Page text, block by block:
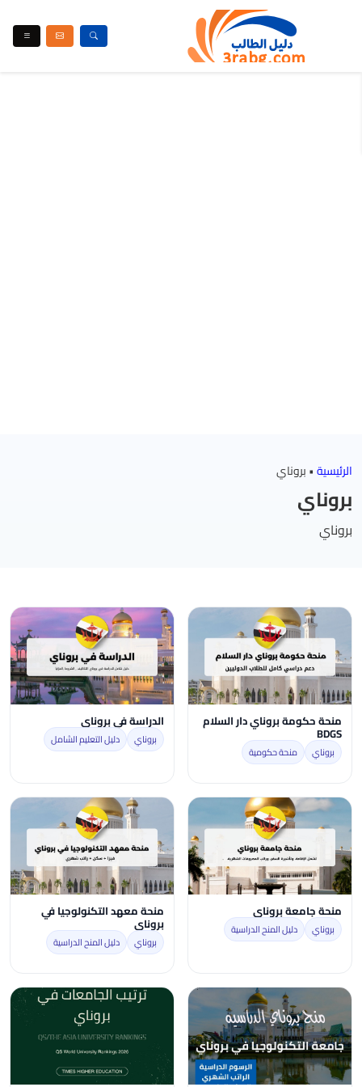
الرئيسية•بروناي
بروناي
بروناي
منحة حكومة بروناي دار السلام
BDGS
بروناي منحة حكومية
الدراسة في بروناي
بروناي دليل التعليم الشامل
منحة جامعة بروناي
بروناي دليل المنح الدراسية
منحة معهد التكنولوجيا في
بروناي
بروناي دليل المنح الدراسية